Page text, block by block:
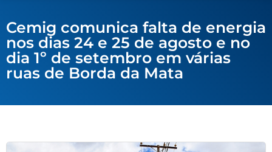
Cemig comunica falta de energia
nos dias 24 e 25 de agosto e no
dia 1º de setembro em várias
ruas de Borda da Mata